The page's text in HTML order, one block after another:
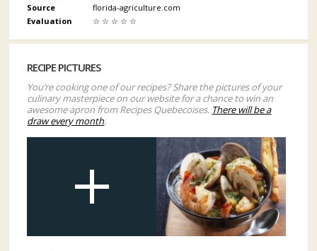
Source
florida-agriculture.com
Evaluation
☆ ☆ ☆ ☆ ☆
RECIPE PICTURES
You’re cooking one of our recipes? Share the pictures of your
culinary masterpiece on our website for a chance to win an
awesome apron from Recipes Quebecoises. There will be a
draw every month.